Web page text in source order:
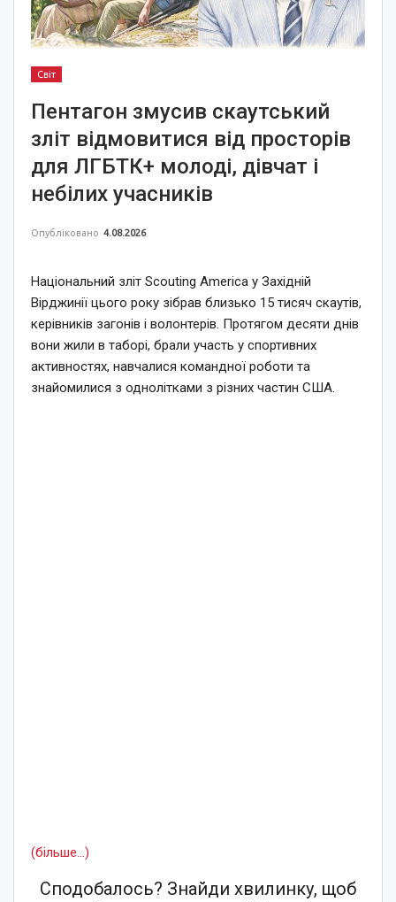
Світ
Пентагон змусив скаутський
зліт відмовитися від просторів
для ЛГБТК+ молоді, дівчат і
небілих учасників
Опубліковано 4.08.2026
Національний зліт Scouting America у Західній
Вірджинії цього року зібрав близько 15 тисяч скаутів,
керівників загонів і волонтерів. Протягом десяти днів
вони жили в таборі, брали участь у спортивних
активностях, навчалися командної роботи та
знайомилися з однолітками з різних частин США.
(більше…)
Сподобалось? Знайди хвилинку, щоб